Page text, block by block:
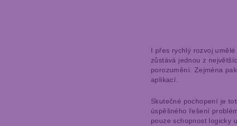
I přes rychlý rozvoj
zůstává jednou z
porozumění. Zejména
aplikací.
Skutečné pochopení je
úspěšného řešení
pouze schopnost logicky